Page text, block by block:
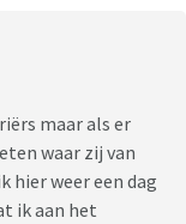
maar als er
waar zij van
hier weer een dag
ik aan het